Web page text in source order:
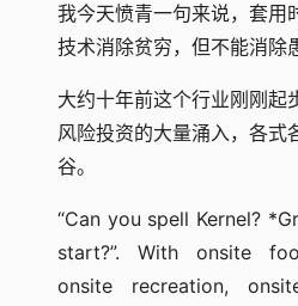
我今天愤青一句来说，套用
技术消除贫穷，但不能消除
大约十年前这个行业刚刚起
风险投资的大量涌入，各式
谷。
“Can you spell Kernel?
start?”. With onsite
onsite recreation,